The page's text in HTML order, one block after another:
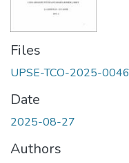
Files
UPSE-TCO-2025-
Date
2025-08-27
Authors